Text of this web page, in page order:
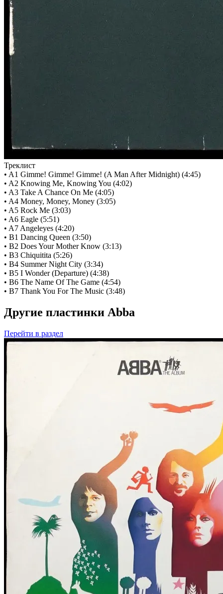
Треклист
• A1 Gimme! Gimme! Gimme! (A Man After Midnight) (4:45)
• A2 Knowing Me, Knowing You (4:02)
• A3 Take A Chance On Me (4:05)
• A4 Money, Money, Money (3:05)
• A5 Rock Me (3:03)
• A6 Eagle (5:51)
• A7 Angeleyes (4:20)
• B1 Dancing Queen (3:50)
• B2 Does Your Mother Know (3:13)
• B3 Chiquitita (5:26)
• B4 Summer Night City (3:34)
• B5 I Wonder (Departure) (4:38)
• B6 The Name Of The Game (4:54)
• B7 Thank You For The Music (3:48)
Другие пластинки Abba
Перейти в раздел